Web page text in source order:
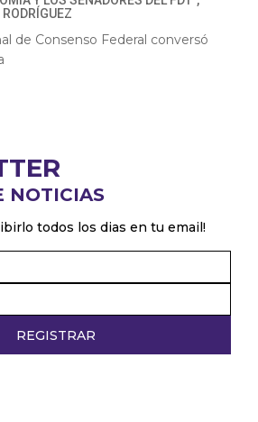
RODRÍGUEZ
de Consenso Federal conversó
NOTICIAS
todos los dias en tu email!